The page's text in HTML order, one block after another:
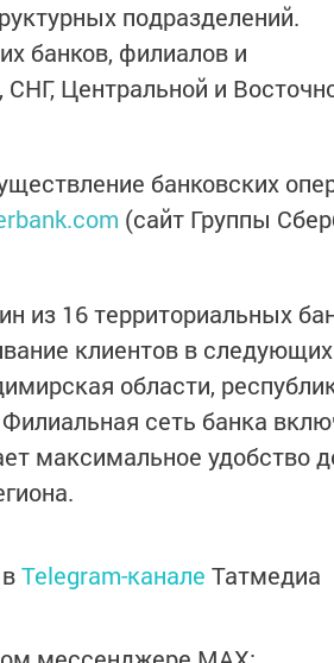
подразделений.
банков, филиалов и
Центральной и
банковских
(сайт Группы
из 16 территориальных
клиентов в следующих
области,
сеть банка
максимальное удобство
Telegram-канале Татмедиа